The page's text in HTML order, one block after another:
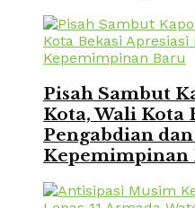
Pisah Sambut
Kota, Wali Kota
Pengabdian
Kepemimpinan